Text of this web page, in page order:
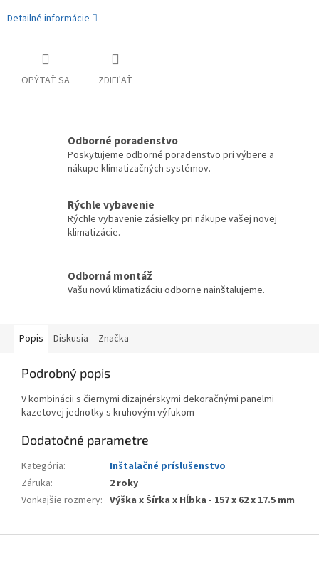
Detailné informácie
OPÝTAŤ SA ZDIEĽAŤ
Odborné poradenstvo
Poskytujeme odborné poradenstvo pri výbere a
nákupe klimatizačných systémov.
Rýchle vybavenie
Rýchle vybavenie zásielky pri nákupe vašej novej
klimatizácie.
Odborná montáž
Vašu novú klimatizáciu odborne nainštalujeme.
Popis Diskusia Značka
Podrobný popis
V kombinácii s čiernymi dizajnérskymi dekoračnými panelmi
kazetovej jednotky s kruhovým výfukom
Dodatočné parametre
Kategória:
Inštalačné príslušenstvo
Záruka:
2 roky
Vonkajšie rozmery: Výška x Šírka x Hĺbka - 157 x 62 x 17.5 mm